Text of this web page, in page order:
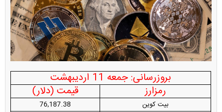
بروزرسانی: جمعه 11 اردیبهشت
رمزارز
قیمت (دلار)
بیت کوین
76,187.38